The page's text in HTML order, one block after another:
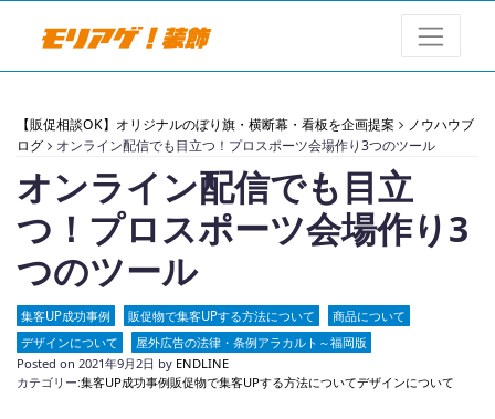
【販促相談OK】オリジナルのぼり旗・横断幕・看板を企画提案
ノウハウブ
ログ
オンライン配信でも目立つ！プロスポーツ会場作り3つのツール
オンライン配信でも目立
つ！プロスポーツ会場作り3
つのツール
集客UP成功事例 販促物で集客UPする方法について
商品について
デザインについて
屋外広告の法律・条例アラカルト～福岡版
Posted on 2021年9月2日 by ENDLINE
カテゴリー:集客UP成功事例販促物で集客UPする方法についてデザインについて